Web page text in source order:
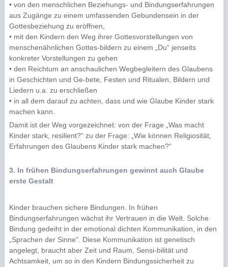
• von den menschlichen Beziehungs- und Bindungserfahrungen
aus Zugänge zu einem umfassenden Gebundensein in der
Gottesbeziehung zu eröffnen,
• mit den Kindern den Weg ihrer Gottesvorstellungen von
menschenähnlichen Gottes-bildern zu einem „Du“ jenseits
konkreter Vorstellungen zu gehen
• den Reichtum an anschaulichen Wegbegleitern des Glaubens
in Geschichten und Ge-bete, Festen und Ritualen, Bildern und
Liedern u.a. zu erschließen
• in all dem darauf zu achten, dass und wie Glaube Kinder stark
machen kann.
Damit ist der Weg vorgezeichnet: von der Frage „Was macht
Kinder stark, resilient?“ zu der Frage: „Wie können Religiosität,
Erfahrungen des Glaubens Kinder stark machen?“
3. In frühen Bindungserfahrungen gewinnt auch Glaube
erste Gestalt
Kinder brauchen sichere Bindungen. In frühen
Bindungserfahrungen wächst ihr Vertrauen in die Welt. Solche
Bindung gedeiht in der emotional dichten Kommunikation, in den
„Sprachen der Sinne“. Diese Kommunikation ist genetisch
angelegt, braucht aber Zeit und Raum, Sensi-bilität und
Achtsamkeit, um so in den Kindern Bindungssicherheit zu